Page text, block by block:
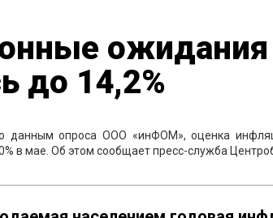
ожидания
до 14,2%
данным опроса ООО «инФОМ», оценка
в мае. Об этом сообщает пресс-служба